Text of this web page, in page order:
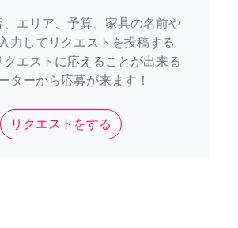
、エリア、予算、家具の名前や
力してリクエストを投稿する
クエストに応えることが出来る
ターから応募が来ます！
リクエストをする